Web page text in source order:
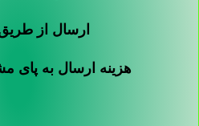
ارسال از
هزینه ارسال به پای